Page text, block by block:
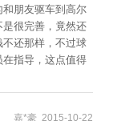
朋友驱车到高尔
很完善，竟然还
还那样，不过球
指导，这点值得
嘉*豪 2015-10-22